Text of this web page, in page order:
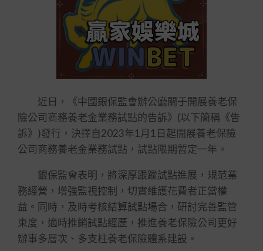
近日，《中國銀保監會辦公廳關于開展養老保
險公司商務養老金業務試點的告訴》(以下簡稱《告
訴》)發行，決擇自2023年1月1日起開展養老保險
公司商務養老金業務試點，試點限期暫定一年。
銀保監會表明，將深厚跟蹤試點進展，規范業
務經營，增強監視控制，切實維護花費者正當權
益。同時，及時考核結算試點場合，研討完善監管
束度，適時推銷試點經歷，推進養老保險公司更好
辦事多層次、多支柱養老保險體系建設。